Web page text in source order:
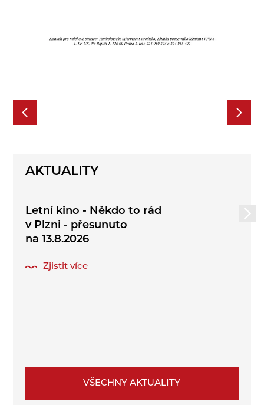
AKTUALITY
Letní kino - Někdo to rád
v Plzni - přesunuto
na 13.8.2026
Zjistit více
VŠECHNY AKTUALITY